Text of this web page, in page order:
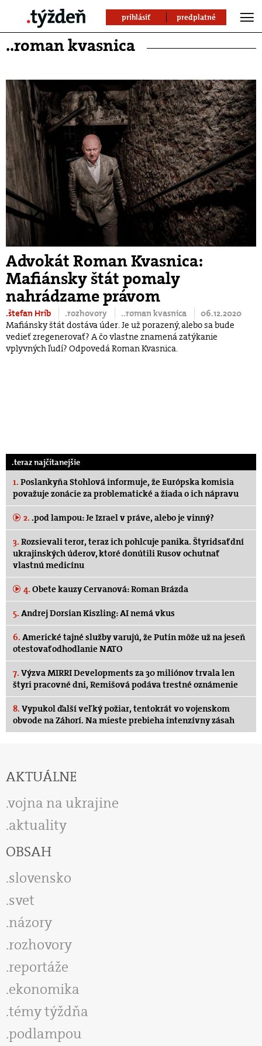
prihlásiť predplatné
..roman kvasnica
Advokát Roman Kvasnica:
Mafiánsky štát pomaly
nahrádzame právom
.štefan Hríb .rozhovory ..roman kvasnica
06.12.2020
Mafiánsky štát dostáva úder. Je už porazený, alebo sa bude
vedieť zregenerovať? A čo vlastne znamená zatýkanie
vplyvných ľudí? Odpovedá Roman Kvasnica.
.teraz najčítanejšie
1. Poslankyňa Stohlová informuje, že Európska komisia
považuje zonácie za problematické a žiada o ich nápravu
2. .pod lampou: Je Izrael v práve, alebo je vinný?
3. Rozsievali teror, teraz ich pohlcuje panika. Štyridsať dní
ukrajinských úderov, ktoré donútili Rusov ochutnať
vlastnú medicínu
4. Obete kauzy Cervanová: Roman Brázda
5. Andrej Dorsian Kiszling: AI nemá vkus
6. Americké tajné služby varujú, že Putin môže už na jeseň
otestovať odhodlanie NATO
7. Výzva MIRRI Developments za 30 miliónov trvala len
štyri pracovné dni, Remišová podáva trestné oznámenie
8. Vypukol ďalší veľký požiar, tentokrát vo vojenskom
obvode na Záhorí. Na mieste prebieha intenzívny zásah
AKTUÁLNE
vojna na ukrajine
aktuality
OBSAH
slovensko
svet
názory
rozhovory
reportáže
ekonomika
témy týždňa
podlampou